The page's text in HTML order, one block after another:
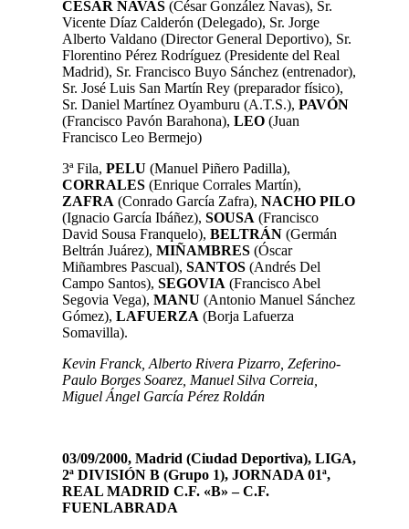
CÉSAR NAVAS (César González Navas), Sr.
Vicente Díaz Calderón (Delegado), Sr. Jorge
Alberto Valdano (Director General Deportivo), Sr.
Florentino Pérez Rodríguez (Presidente del Real
Madrid), Sr. Francisco Buyo Sánchez (entrenador),
Sr. José Luis San Martín Rey (preparador físico),
Sr. Daniel Martínez Oyamburu (A.T.S.), PAVÓN
(Francisco Pavón Barahona), LEO (Juan
Francisco Leo Bermejo)
3ª Fila, PELU (Manuel Piñero Padilla),
CORRALES (Enrique Corrales Martín),
ZAFRA (Conrado García Zafra), NACHO PILO
(Ignacio García Ibáñez), SOUSA (Francisco
David Sousa Franquelo), BELTRÁN (Germán
Beltrán Juárez), MIÑAMBRES (Óscar
Miñambres Pascual), SANTOS (Andrés Del
Campo Santos), SEGOVIA (Francisco Abel
Segovia Vega), MANU (Antonio Manuel Sánchez
Gómez), LAFUERZA (Borja Lafuerza
Somavilla).
Kevin Franck, Alberto Rivera Pizarro, Zeferino-
Paulo Borges Soarez, Manuel Silva Correia,
Miguel Ángel García Pérez Roldán
03/09/2000, Madrid (Ciudad Deportiva), LIGA,
2ª DIVISIÓN B (Grupo 1), JORNADA 01ª,
REAL MADRID C.F. «B» – C.F.
FUENLABRADA